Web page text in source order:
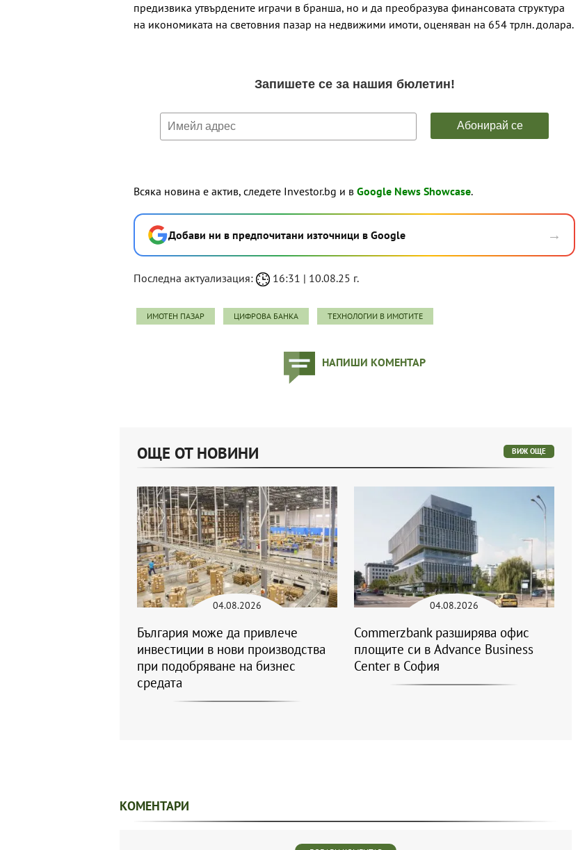
предизвика утвърдените играчи в бранша, но и да преобразува финансовата структура
на икономиката на световния пазар на недвижими имоти, оценяван на 654 трлн. долара.
Всяка новина е актив, следете Investor.bg и в Google News Showcase.
Добави ни в предпочитани източници в Google →
Последна актуализация: 16:31 | 10.08.25 г.
ИМОТЕН ПАЗАР ЦИФРОВА БАНКА ТЕХНОЛОГИИ В ИМОТИТЕ
НАПИШИ КОМЕНТАР
ОЩЕ ОТ НОВИНИ ВИЖ ОЩЕ
04.08.2026
България може да привлече
инвестиции в нови производства
при подобряване на бизнес
средата
04.08.2026
Commerzbank разширява офис
площите си в Advance Business
Center в София
КОМЕНТАРИ